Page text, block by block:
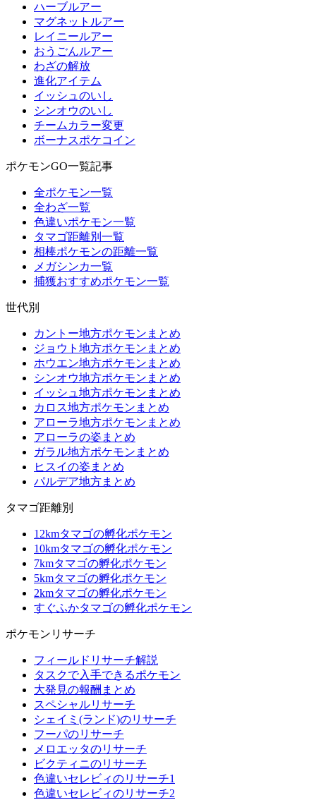
ハーブルアー
マグネットルアー
レイニールアー
おうごんルアー
わざの解放
進化アイテム
イッシュのいし
シンオウのいし
チームカラー変更
ボーナスポケコイン
ポケモンGO一覧記事
全ポケモン一覧
全わざ一覧
色違いポケモン一覧
タマゴ距離別一覧
相棒ポケモンの距離一覧
メガシンカ一覧
捕獲おすすめポケモン一覧
世代別
カントー地方ポケモンまとめ
ジョウト地方ポケモンまとめ
ホウエン地方ポケモンまとめ
シンオウ地方ポケモンまとめ
イッシュ地方ポケモンまとめ
カロス地方ポケモンまとめ
アローラ地方ポケモンまとめ
アローラの姿まとめ
ガラル地方ポケモンまとめ
ヒスイの姿まとめ
パルデア地方まとめ
タマゴ距離別
12kmタマゴの孵化ポケモン
10kmタマゴの孵化ポケモン
7kmタマゴの孵化ポケモン
5kmタマゴの孵化ポケモン
2kmタマゴの孵化ポケモン
すぐふかタマゴの孵化ポケモン
ポケモンリサーチ
フィールドリサーチ解説
タスクで入手できるポケモン
大発見の報酬まとめ
スペシャルリサーチ
シェイミ(ランド)のリサーチ
フーパのリサーチ
メロエッタのリサーチ
ビクティニのリサーチ
色違いセレビィのリサーチ1
色違いセレビィのリサーチ2